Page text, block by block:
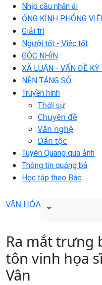
Nhịp cầu nhân ái
ỐNG KÍNH PHÓNG
Giải trí
Người tốt - Việc tốt
GÓC NHÌN
XÃ LUẬN - VẤN ĐỀ KỲ
NỀN TẢNG SỐ
Truyền hình
Thời sự
Chuyên đề
Văn nghệ
Dân tộc
Tuyên Quang qua ảnh
Thông tin quảng bá
Học tập theo Bác
VĂN HÓA
Ra mắt trưng
tôn vinh họa
Vân